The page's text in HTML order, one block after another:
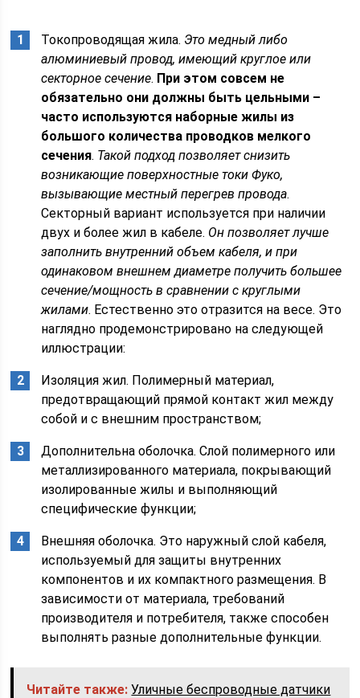
Токопроводящая жила. Это медный либо
алюминиевый провод, имеющий круглое или
секторное сечение. При этом совсем не
обязательно они должны быть цельными –
часто используются наборные жилы из
большого количества проводков мелкого
сечения. Такой подход позволяет снизить
возникающие поверхностные токи Фуко,
вызывающие местный перегрев провода.
Секторный вариант используется при наличии
двух и более жил в кабеле. Он позволяет лучше
заполнить внутренний объем кабеля, и при
одинаковом внешнем диаметре получить большее
сечение/мощность в сравнении с круглыми
жилами. Естественно это отразится на весе. Это
наглядно продемонстрировано на следующей
иллюстрации:
Изоляция жил. Полимерный материал,
предотвращающий прямой контакт жил между
собой и с внешним пространством;
Дополнительна оболочка. Слой полимерного или
металлизированного материала, покрывающий
изолированные жилы и выполняющий
специфические функции;
Внешняя оболочка. Это наружный слой кабеля,
используемый для защиты внутренних
компонентов и их компактного размещения. В
зависимости от материала, требований
производителя и потребителя, также способен
выполнять разные дополнительные функции.
Читайте также: Уличные беспроводные датчики